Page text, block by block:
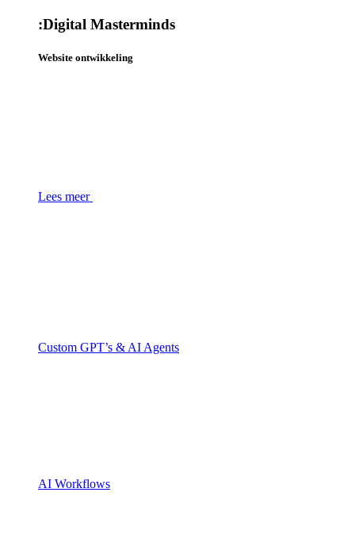
:Digital Masterminds
Website ontwikkeling
Lees meer
Custom GPT’s & AI Agents
AI Workflows